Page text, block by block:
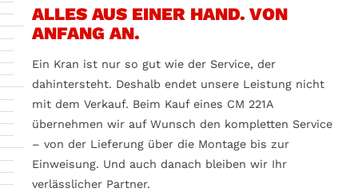
ALLES AUS EINER HAND. VON
ANFANG AN.
Ein Kran ist nur so gut wie der Service, der
dahintersteht. Deshalb endet unsere Leistung nicht
mit dem Verkauf. Beim Kauf eines CM 221A
übernehmen wir auf Wunsch den kompletten Service
– von der Lieferung über die Montage bis zur
Einweisung. Und auch danach bleiben wir Ihr
verlässlicher Partner.